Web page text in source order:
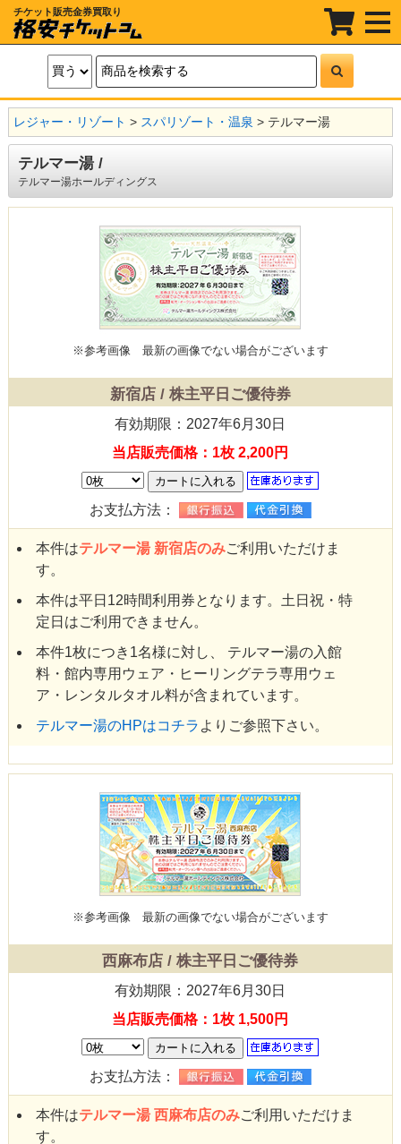
チケット販売金券買取り
t
o
g
n
a
i
o
レジャー・リゾート > スパリゾート・温泉 > テルマー湯
テルマー湯 /
テルマー湯ホールディングス
※参考画像 最新の画像でない場合がございます
新宿店 / 株主平日ご優待券
有効期限：2027年6月30日
当店販売価格：1枚 2,200円
お支払方法：
本件はテルマー湯 新宿店のみご利用いただけま
す。
本件は平日12時間利用券となります。土日祝・特
定日はご利用できません。
本件1枚につき1名様に対し、 テルマー湯の入館
料・館内専用ウェア・ヒーリングテラ専用ウェ
ア・レンタルタオル料が含まれています。
テルマー湯のHPはコチラ よりご参照下さい。
※参考画像 最新の画像でない場合がございます
西麻布店 / 株主平日ご優待券
有効期限：2027年6月30日
当店販売価格：1枚 1,500円
お支払方法：
本件はテルマー湯 西麻布店のみご利用いただけま
す。